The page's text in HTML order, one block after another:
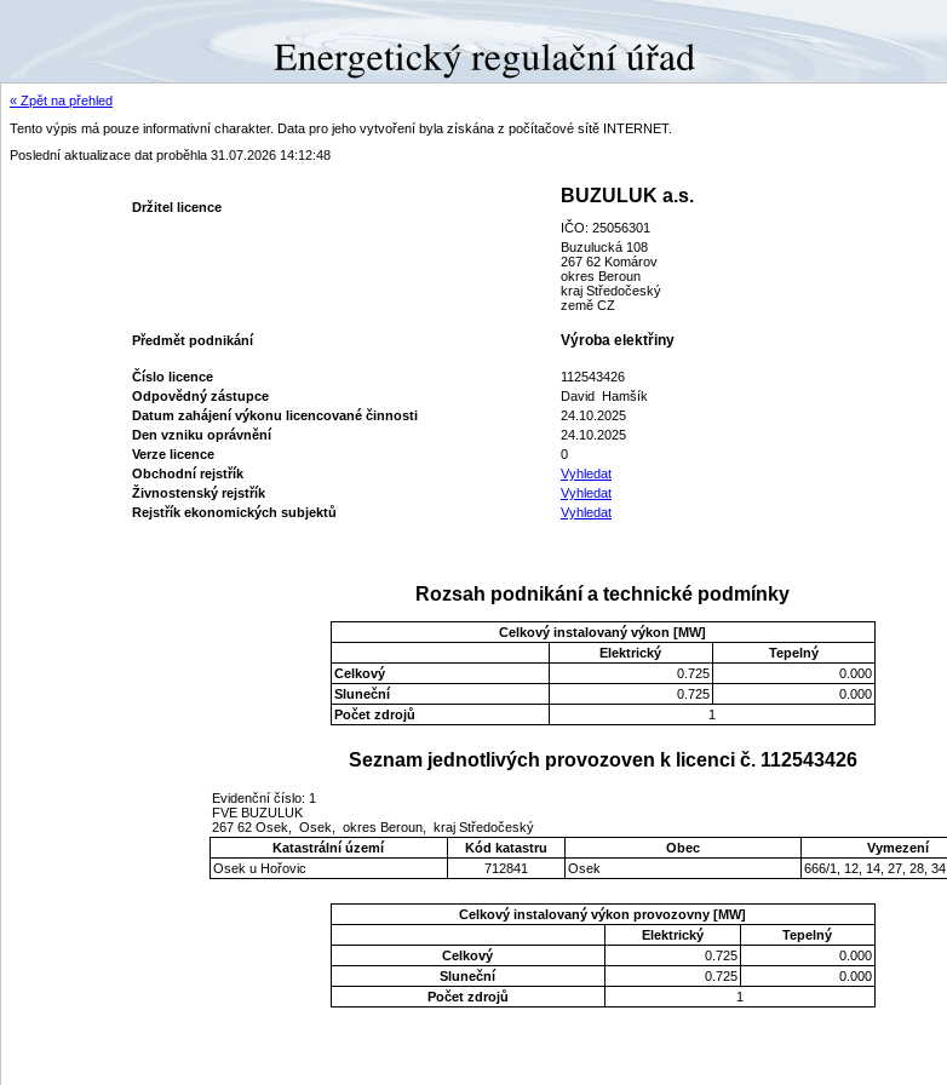
« Zpět na přehled
Tento výpis má pouze informativní charakter. Data pro jeho vytvoření byla získána z počítačové sítě INTERNET.
Poslední aktualizace dat proběhla 31.07.2026 14:12:48
Držitel licence
BUZULUK a.s.
IČO: 25056301
Buzulucká 108
267 62 Komárov
okres Beroun
kraj Středočeský
země CZ
Předmět podnikání Výroba elektřiny
Číslo licence
112543426
Odpovědný zástupce
David Hamšík
Datum zahájení výkonu licencované činnosti
24.10.2025
Den vzniku oprávnění
24.10.2025
Verze licence
0
Obchodní rejstřík
Vyhledat
Živnostenský rejstřík
Vyhledat
Rejstřík ekonomických subjektů
Vyhledat
Rozsah podnikání a technické podmínky
Celkový instalovaný výkon [MW]
Elektrický
Tepelný
Celkový
0.725
0.000
Sluneční
0.725
0.000
Počet zdrojů
1
Seznam jednotlivých provozoven k licenci č. 112543426
Evidenční číslo: 1
FVE BUZULUK
267 62 Osek, Osek, okres Beroun, kraj Středočeský
Katastrální území
Kód katastru Obec
Vymezení
Osek u Hořovic
712841 Osek 666/1, 12, 14, 27, 28, 34
Celkový instalovaný výkon provozovny [MW]
Elektrický
Tepelný
Celkový
0.725
0.000
Sluneční
0.725
0.000
Počet zdrojů
1